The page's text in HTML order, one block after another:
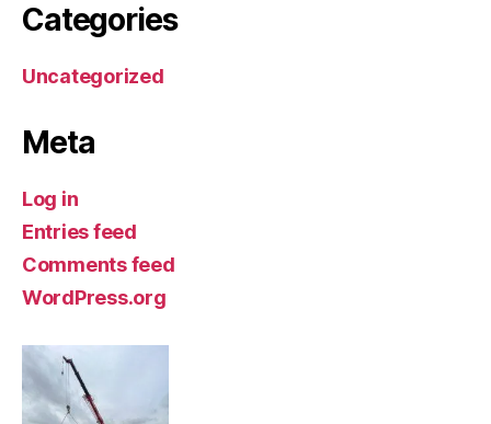
Categories
Uncategorized
Meta
Log in
Entries feed
Comments feed
WordPress.org